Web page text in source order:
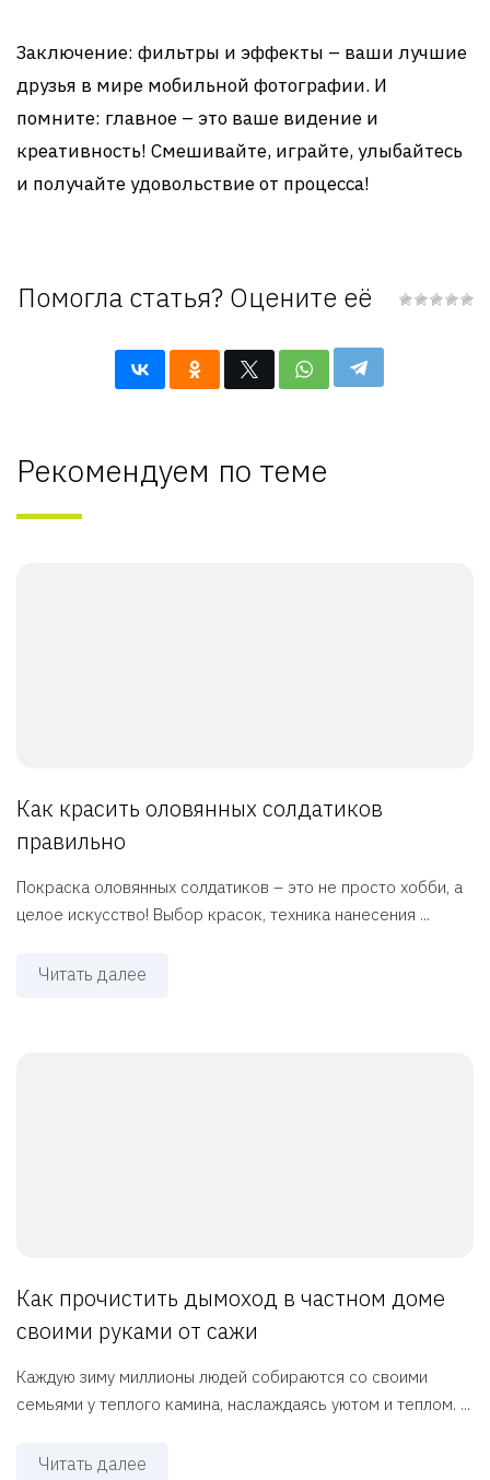
Заключение: фильтры и эффекты – ваши лучшие
друзья в мире мобильной фотографии. И
помните: главное – это ваше видение и
креативность! Смешивайте, играйте, улыбайтесь
и получайте удовольствие от процесса!
Помогла статья? Оцените её
Рекомендуем по теме
Как красить оловянных солдатиков
правильно
Покраска оловянных солдатиков – это не просто хобби, а
целое искусство! Выбор красок, техника нанесения ...
Читать далее
Как прочистить дымоход в частном доме
своими руками от сажи
Каждую зиму миллионы людей собираются со своими
семьями у теплого камина, наслаждаясь уютом и теплом. ...
Читать далее